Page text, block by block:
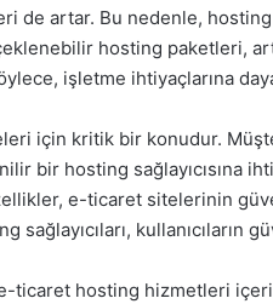
artar. Bu nedenle, hosting
hosting paketleri,
işletme ihtiyaçlarına
için kritik bir konudur.
bir hosting sağlayıcısına
e-ticaret sitelerinin
sağlayıcıları, kullanıcıların
ticaret hosting hizmetleri